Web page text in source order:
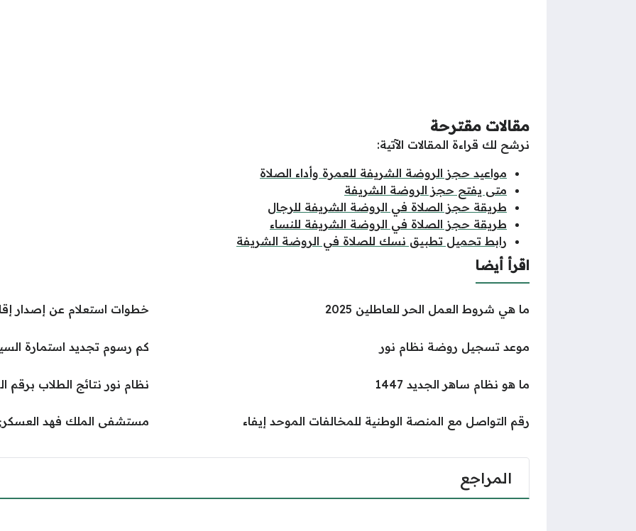
مقالات مقترحة
نرشح لك قراءة المقالات الآتية:
مواعيد حجز الروضة الشريفة للعمرة وأداء الصلاة
متى يفتح حجز الروضة الشريفة
طريقة حجز الصلاة في الروضة الشريفة للرجال
طريقة حجز الصلاة في الروضة الشريفة للنساء
رابط تحميل تطبيق نسك للصلاة في الروضة الشريفة
اقرأ أيضا
ما هي شروط العمل الحر للعاطلين 2025 خطوات استعلام عن إصدار
موعد تسجيل روضة نظام نور كم رسوم تجديد استمارة
ما هو نظام ساهر الجديد 1447 نظام نور نتائج الطلاب برقم
رقم التواصل مع المنصة الوطنية للمخالفات الموحد إيفاء مستشفى الملك فهد
المراجع